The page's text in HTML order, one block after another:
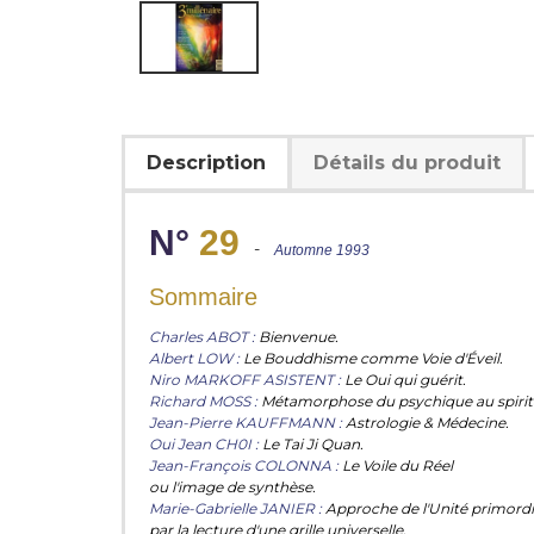
Description Détails du produit
N° 29 -Automne 1993
Sommaire
Charles ABOT : Bienvenue.
Albert LOW : Le Bouddhisme comme Voie d'Éveil.
Niro MARKOFF ASISTENT : Le Oui qui guérit.
Richard MOSS : Métamorphose du psychique au
Jean-Pierre KAUFFMANN : Astrologie & Médecine.
Oui Jean CH0I : Le Tai Ji Quan.
Jean-François COLONNA : Le Voile du Réel
ou l'image de synthèse.
Marie-Gabrielle JANIER : Approche de l'Unité
par la lecture d'une grille universelle.